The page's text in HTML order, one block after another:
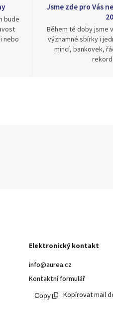
bude
nebo
Jsme zde pro Vás
Během té doby jsme
významné sbírky i
mincí, bankovek,
Elektronický kontakt
info@aurea.cz
Kontaktní formulář
Kopírovat mail